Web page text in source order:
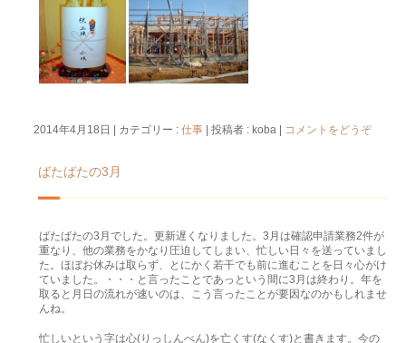
2014年4月18日 カテゴリー :仕事 |投稿者 : koba コメントをどうぞ
ばたばたの3月
ばたばたの3月でした。更新遅くなりました。3月は確認申請業務2件が
重なり、他の業務をかなり圧迫してしまい、忙しい日々を送っていまし
た。ほぼお休みは取らず、とにかく若干でも前に進むことを日々心がけ
ていました。・・・と言ったことであっという間に3月は終わり。年を
取ると月日の流れが速いのは、こう言ったことが要因なのかもしれませ
んね。
忙しいという字は心(りっしんべん)を亡くす(なくす)と書きます。今の